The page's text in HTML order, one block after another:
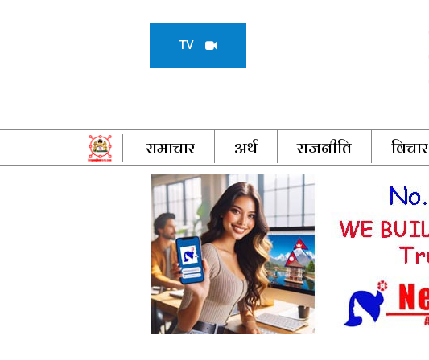
TV
समाचार अर्थ राजनीति विचार